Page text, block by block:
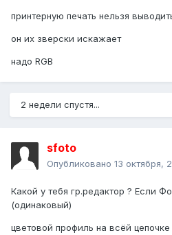
принтерную печать нельзя
он их зверски искажает
надо RGB
2 недели спустя...
sfoto
Опубликовано 13 октября,
Какой у тебя гр.редактор ? Если
(одинаковый)
цветовой профиль на всёй